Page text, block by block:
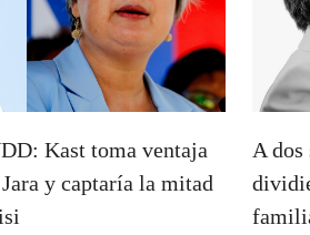
Kast toma ventaja
y captaría la mitad
A dos